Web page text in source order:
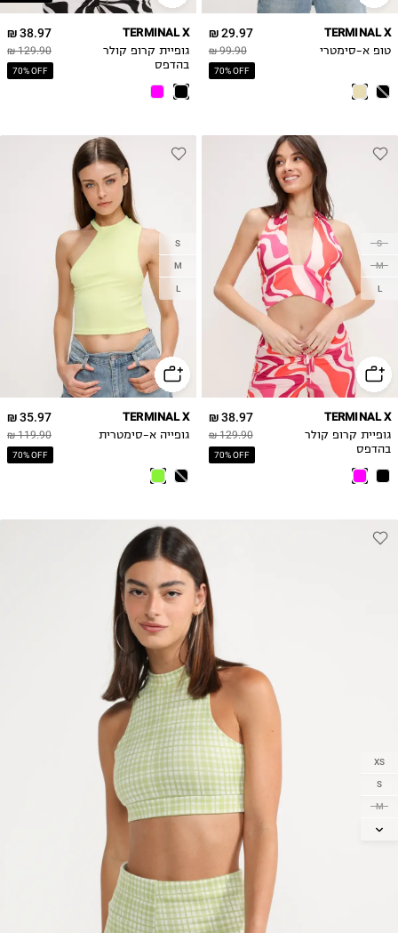
29.97 ₪
99.90 ₪
70% OFF
TERMINAL X
טופ א-סימטרי
38.97 ₪
129.90 ₪
70% OFF
TERMINAL X
גופיית קרופ קולר
בהדפס
S
M
L
38.97 ₪
129.90 ₪
70% OFF
TERMINAL X
גופיית קרופ קולר
בהדפס
S
M
L
35.97 ₪
119.90 ₪
70% OFF
TERMINAL X
גופייה א-סימטרית
XS
S
M
L